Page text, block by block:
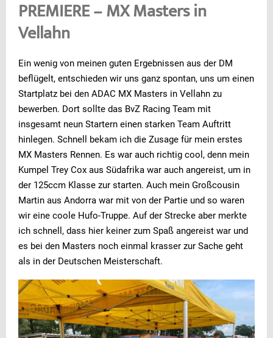
PREMIERE – MX Masters in
Vellahn
Ein wenig von meinen guten Ergebnissen aus der DM
beflügelt, entschieden wir uns ganz spontan, uns um einen
Startplatz bei den ADAC MX Masters in Vellahn zu
bewerben. Dort sollte das BvZ Racing Team mit
insgesamt neun Startern einen starken Team Auftritt
hinlegen. Schnell bekam ich die Zusage für mein erstes
MX Masters Rennen. Es war auch richtig cool, denn mein
Kumpel Trey Cox aus Südafrika war auch angereist, um in
der 125ccm Klasse zur starten. Auch mein Großcousin
Martin aus Andorra war mit von der Partie und so waren
wir eine coole Hufo-Truppe. Auf der Strecke aber merkte
ich schnell, dass hier keiner zum Spaß angereist war und
es bei den Masters noch einmal krasser zur Sache geht
als in der Deutschen Meisterschaft.